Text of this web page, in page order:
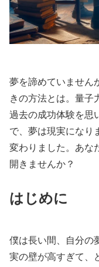
夢を諦めていません
きの方法とは。量子
過去の成功体験を思
で、夢は現実になり
変わりました。あな
開きませんか？
はじめに
僕は長い間、自分の
実の壁が高すぎて、